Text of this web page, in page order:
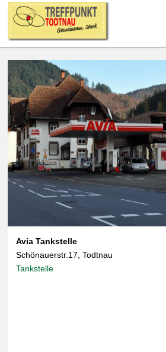
Avia Tankstelle
Schönauerstr.17, Todtnau
Tankstelle
We use cookies